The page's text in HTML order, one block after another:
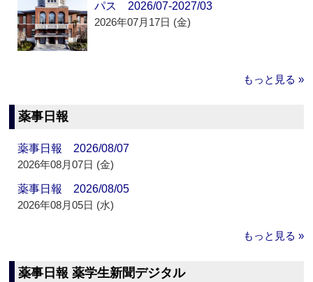
パス 2026/07-2027/03
2026年07月17日 (金)
もっと見る »
薬事日報
薬事日報 2026/08/07
2026年08月07日 (金)
薬事日報 2026/08/05
2026年08月05日 (水)
もっと見る »
薬事日報 薬学生新聞デジタル